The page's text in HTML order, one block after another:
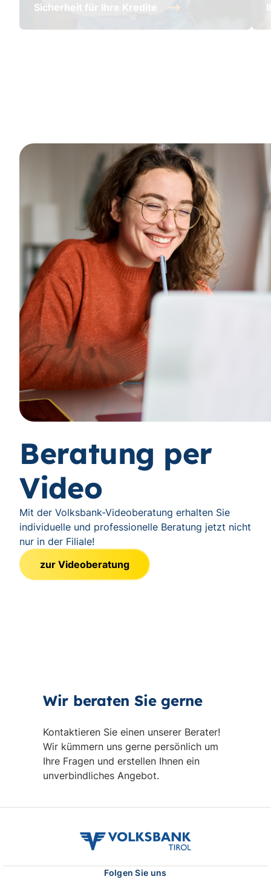
Sicherheit für Ihre Kredite
Beratung per
Video
Mit der Volksbank-Videoberatung erhalten Sie
individuelle und professionelle Beratung jetzt nicht
nur in der Filiale!
zur Videoberatung
Wir beraten Sie gerne
Kontaktieren Sie einen unserer Berater!
Wir kümmern uns gerne persönlich um
Ihre Fragen und erstellen Ihnen ein
unverbindliches Angebot.
volksbank
Folgen Sie uns